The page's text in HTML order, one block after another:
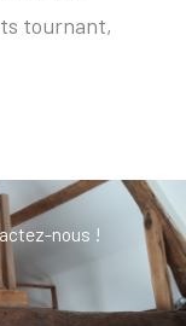
tournant,
nous !